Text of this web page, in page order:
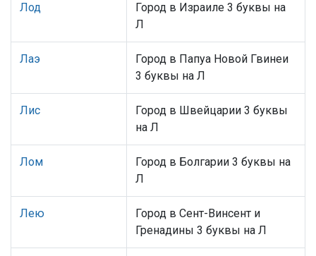
Лод
Город в Израиле 3 буквы на
Л
Лаэ
Город в Папуа Новой Гвинеи
3 буквы на Л
Лис
Город в Швейцарии 3 буквы
на Л
Лом
Город в Болгарии 3 буквы на
Л
Лею
Город в Сент-Винсент и
Гренадины 3 буквы на Л